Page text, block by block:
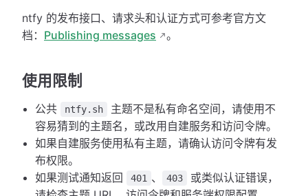
ntfy 的发布接口、请求头和认证方式可参考官方文
档： Publishing messages 。
使用限制
公共 ntfy.sh
主题不是私有命名空间，请使用不
容易猜到的主题名，或改用自建服务和访问令牌。
如果自建服务使用私有主题，请确认访问令牌有发
布权限。
如果测试通知返回
401 、 403
或类似认证错误，